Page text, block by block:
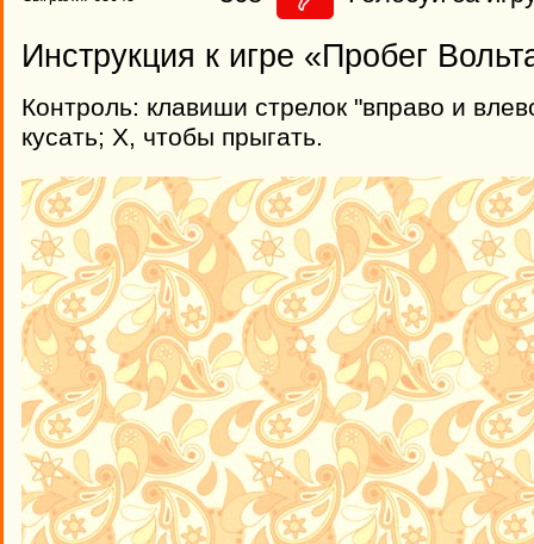
Инструкция к игре «Пробег
Контроль: клавиши стрелок "вправо и
кусать; Х, чтобы прыгать.